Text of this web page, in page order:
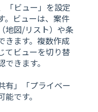
「ビュー」を設定
。ビューは、案件
地図/リスト）や条
きます。複数作成
てビューを切り替
きます。
有」「プライベー
です。